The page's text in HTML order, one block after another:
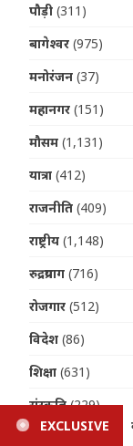
पौड़ी (311)
बागेश्वर (975)
मनोरंजन (37)
महानगर (151)
मौसम (1,131)
यात्रा (412)
राजनीति (409)
राष्ट्रीय (1,148)
रुद्रप्रयाग (716)
रोजगार (512)
विदेश (86)
शिक्षा (631)
संस्कृति(229)
EXCLUSIVE
धनराशि